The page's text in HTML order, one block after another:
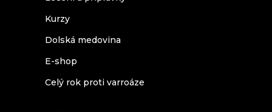
Kurzy
Dolská medovina
E-shop
Celý rok proti varroáze